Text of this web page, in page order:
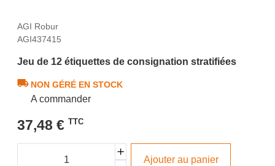
AGI Robur
AGI437415
Jeu de 12 étiquettes de consignation stratifiées
NON GÉRÉ EN STOCK
A commander
37,48 € TTC
Ajouter au panier